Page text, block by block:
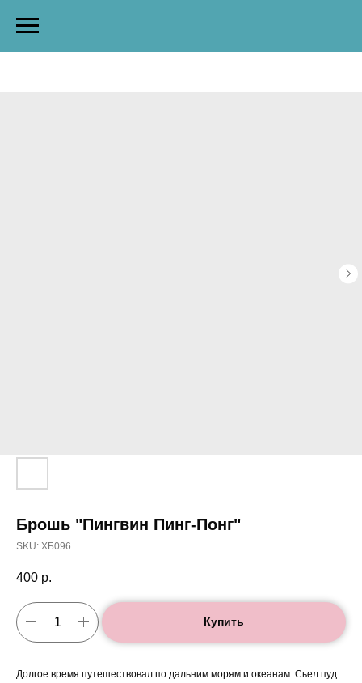
Брошь "Пингвин Пинг-Понг"
SKU: ХБ096
400 р.
Купить
Долгое время путешествовал по дальним морям и океанам. Сьел пуд